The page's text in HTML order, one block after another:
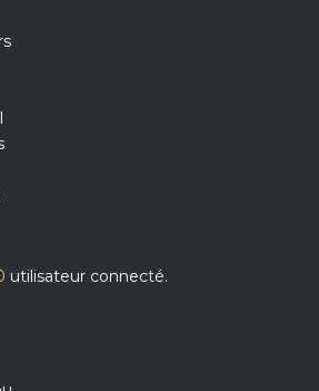
utilisateur connecté.